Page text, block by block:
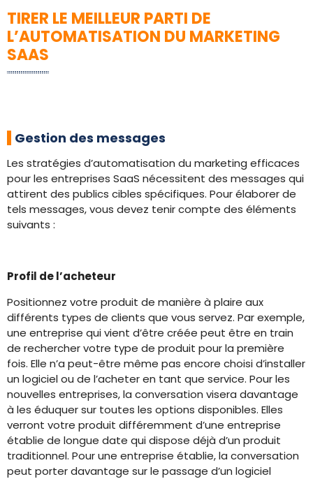
TIRER LE MEILLEUR PARTI DE
L’AUTOMATISATION DU MARKETING
SAAS
Gestion des messages
Les stratégies d’automatisation du marketing efficaces
pour les entreprises SaaS nécessitent des messages qui
attirent des publics cibles spécifiques. Pour élaborer de
tels messages, vous devez tenir compte des éléments
suivants :
Profil de l’acheteur
Positionnez votre produit de manière à plaire aux
différents types de clients que vous servez. Par exemple,
une entreprise qui vient d’être créée peut être en train
de rechercher votre type de produit pour la première
fois. Elle n’a peut-être même pas encore choisi d’installer
un logiciel ou de l’acheter en tant que service. Pour les
nouvelles entreprises, la conversation visera davantage
à les éduquer sur toutes les options disponibles. Elles
verront votre produit différemment d’une entreprise
établie de longue date qui dispose déjà d’un produit
traditionnel. Pour une entreprise établie, la conversation
peut porter davantage sur le passage d’un logiciel